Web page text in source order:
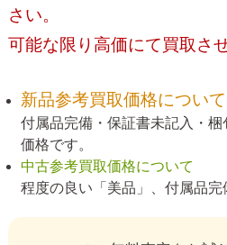
さい。
可能な限り高価にて買取さ
新品参考買取価格について
付属品完備・保証書未記入・
価格です。
中古参考買取価格について
程度の良い「美品」、付属品完